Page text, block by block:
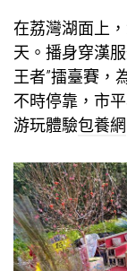
在荔灣湖面上
天。播身穿漢
王者”擂臺賽，
不時停靠，市
游玩體驗包養網